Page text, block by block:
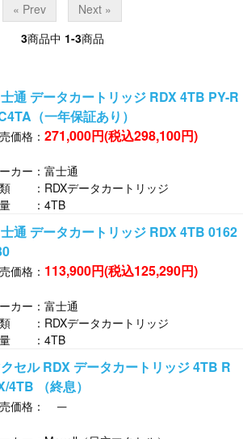
« Prev
Next »
3商品中 1-3商品
通 データカートリッジ RDX 4TB PY-R
（一年保証あり）
価格： 271,000円(税込298,100円)
カー：富士通
：RDXデータカートリッジ
量 ：4TB
通 データカートリッジ RDX 4TB 0162
価格： 113,900円(税込125,290円)
カー：富士通
：RDXデータカートリッジ
量 ：4TB
セル RDX データカートリッジ 4TB R
4TB （終息）
価格： ─